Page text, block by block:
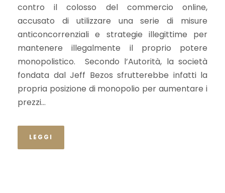
contro il colosso del commercio online,
accusato di utilizzare una serie di misure
anticoncorrenziali e strategie illegittime per
mantenere illegalmente il proprio potere
monopolistico. Secondo l’Autorità, la società
fondata dal Jeff Bezos sfrutterebbe infatti la
propria posizione di monopolio per aumentare i
prezzi...
LEGGI